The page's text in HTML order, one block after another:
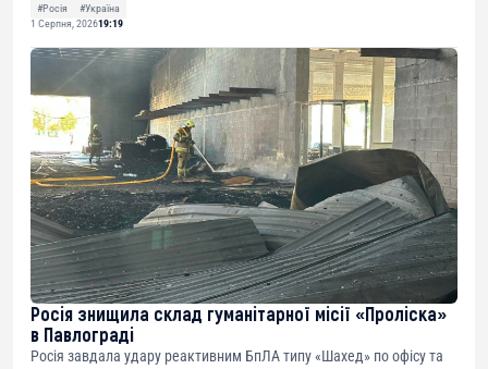
#Росія
#Україна
1 Серпня, 202619:19
Росія знищила склад гуманітарної місії «Проліска»
в Павлограді
Росія завдала удару реактивним БпЛА типу «Шахед» по офісу та